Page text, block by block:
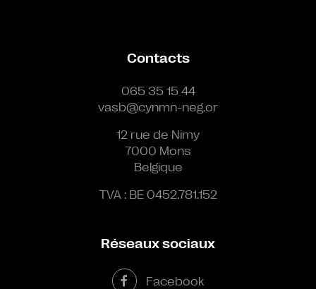
Contacts
065 35 15 44
vasb@cynmn-neg.or
12 rue de Nimy
7000 Mons
Belgique
TVA : BE 0452.781.152
Réseaux sociaux
Facebook